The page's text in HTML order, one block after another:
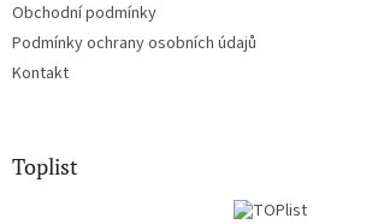
Obchodní podmínky
Podmínky ochrany osobních údajů
Kontakt
Toplist